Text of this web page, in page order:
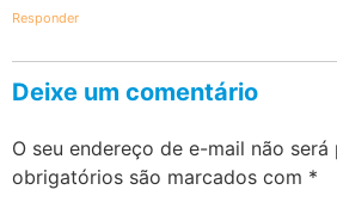
Responder
Deixe um comentário
O seu endereço de e-mail não será
obrigatórios são marcados com *